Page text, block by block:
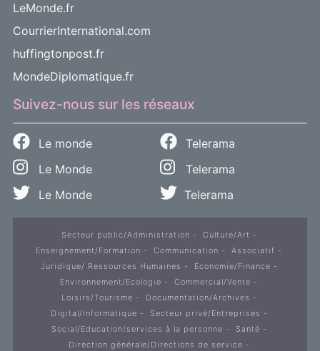
LeMonde.fr
CourrierInternational.com
huffingtonpost.fr
MondeDiplomatique.fr
Suivez-nous sur les réseaux
Le monde
Telerama
Le Monde
Telerama
Le Monde
Telerama
Secteur public/Administration
Culture/Art
Enseignement/Formation
Communication
Associatif
Juridique/ Ressources Humaines
Economie/Finance
Environnement/Ecologie
Commercial/Vente
Loisirs/Tourisme
Documentation/Archives
Digital/Informatique
Secteur privé/Entreprises
Social/Education/services à la personne
Santé
Direction générale/Directions de service